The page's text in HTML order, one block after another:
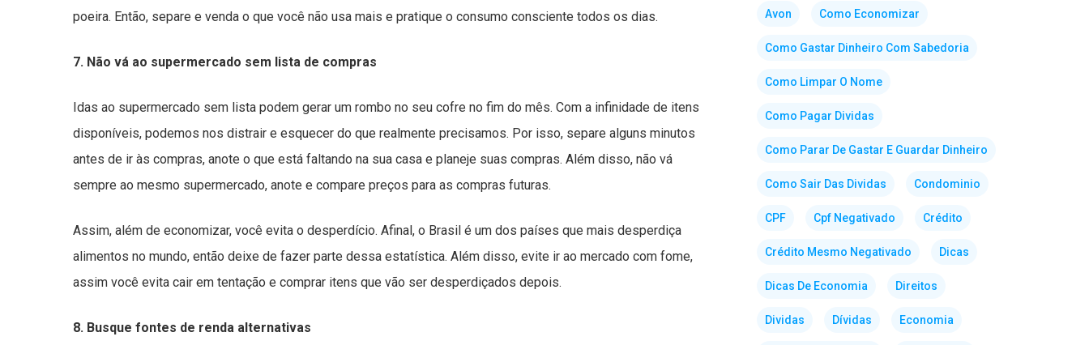
poeira. Então, separe e venda o que você não usa mais e pratique o consumo consciente todos os dias.
7. Não vá ao supermercado sem lista de compras
Idas ao supermercado sem lista podem gerar um rombo no seu cofre no fim do mês. Com a infinidade de itens
disponíveis, podemos nos distrair e esquecer do que realmente precisamos. Por isso, separe alguns minutos
antes de ir às compras, anote o que está faltando na sua casa e planeje suas compras. Além disso, não vá
sempre ao mesmo supermercado, anote e compare preços para as compras futuras.
Assim, além de economizar, você evita o desperdício. Afinal, o Brasil é um dos países que mais desperdiça
alimentos no mundo, então deixe de fazer parte dessa estatística. Além disso, evite ir ao mercado com fome,
assim você evita cair em tentação e comprar itens que vão ser desperdiçados depois.
8. Busque fontes de renda alternativas
Avon Como Economizar
Como Gastar Dinheiro Com Sabedoria
Como Limpar O Nome
Como Pagar Dividas
Como Parar De Gastar E Guardar Dinheiro
Como Sair Das Dividas Condominio
CPF Cpf Negativado Crédito
Crédito Mesmo Negativado Dicas
Dicas De Economia Direitos
Dividas Dívidas Economia